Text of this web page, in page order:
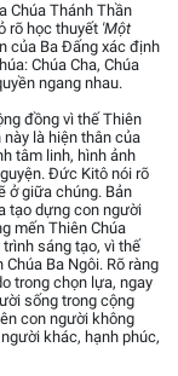
Chúa Thánh Thần
rõ học thuyết 'Một
của Ba Đấng xác định
Chúa Cha, Chúa
ngang nhau.
đồng vì thế Thiên
này là hiện thân của
tâm linh, hình ảnh
Đức Kitô nói rõ
ở giữa chúng. Bản
tạo dựng con người
mến Thiên Chúa
sáng tạo, vì thế
Ba Ngôi. Rõ ràng
trong chọn lựa, ngay
sống trong cộng
con người không
khác, hạnh phúc,